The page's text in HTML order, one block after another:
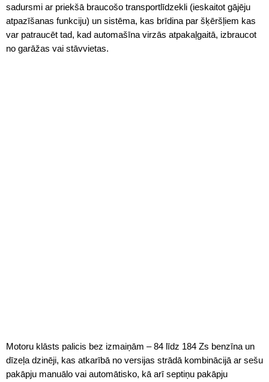
sadursmi ar priekšā braucošo transportlīdzekli (ieskaitot gājēju
atpazīšanas funkciju) un sistēma, kas brīdina par šķēršļiem kas
var patraucēt tad, kad automašīna virzās atpakaļgaitā, izbraucot
no garāžas vai stāvvietas.
Motoru klāsts palicis bez izmaiņām – 84 līdz 184 Zs benzīna un
dīzeļa dzinēji, kas atkarībā no versijas strādā kombinācijā ar sešu
pakāpju manuālo vai automātisko, kā arī septiņu pakāpju